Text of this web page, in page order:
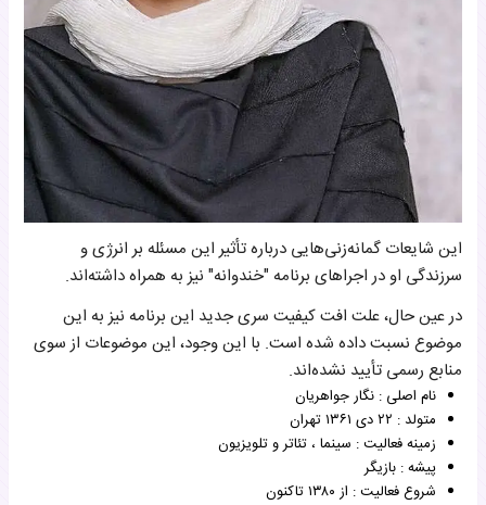
این شایعات گمانه‌زنی‌هایی درباره تأثیر این مسئله بر انرژی و
سرزندگی او در اجراهای برنامه "خندوانه" نیز به همراه داشته‌اند.
در عین حال، علت افت کیفیت سری جدید این برنامه نیز به این
موضوع نسبت داده شده است. با این وجود، این موضوعات از سوی
منابع رسمی تأیید نشده‌اند.
نام اصلی : نگار جواهریان
متولد : ۲۲ دی ۱۳۶۱ تهران
زمینه فعالیت : سینما ، تئاتر و تلویزیون
پیشه : بازیگر
شروع فعالیت : از ۱۳۸۰ تاکنون